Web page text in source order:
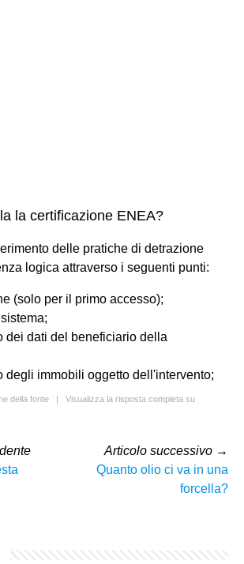
la certificazione ENEA?
delle pratiche di detrazione
logica attraverso i seguenti punti:
(solo per il primo accesso);
dei dati del beneficiario della
degli immobili oggetto dell'intervento;
della fonte | Visualizza la risposta completa su
Articolo successivo →
Quanto olio ci va in una
forcella?